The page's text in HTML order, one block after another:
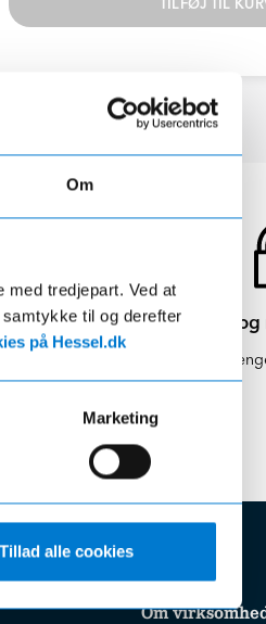
Om
tredjepart. Ved at
til og derefter
på Hessel.dk
Marketing
Tillad alle cookies
Sikker
Vi hæver først
Om